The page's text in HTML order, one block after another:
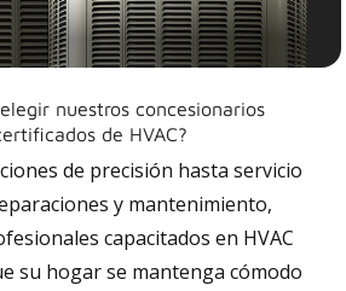
nuestros concesionarios
de HVAC?
de precisión hasta servicio
y mantenimiento,
capacitados en HVAC
su hogar se mantenga cómodo